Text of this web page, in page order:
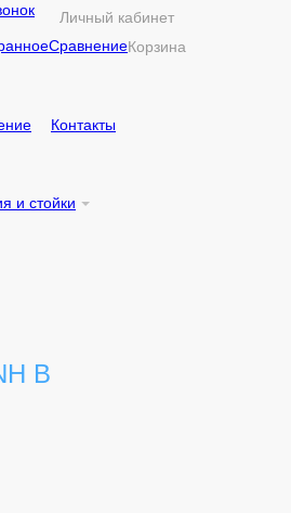
Личный кабинет
Корзина
Сравнение
Контакты
и стойки
B